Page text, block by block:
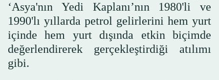
‘Asya'nın Yedi Kaplanı’nın 1980'li ve
1990'lı yıllarda petrol gelirlerini hem yurt
içinde hem yurt dışında etkin biçimde
değerlendirerek gerçekleştirdiği atılımı
gibi.